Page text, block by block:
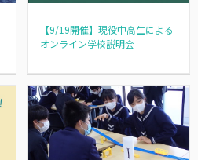
【9/19開催】現役中高生による
オンライン学校説明会